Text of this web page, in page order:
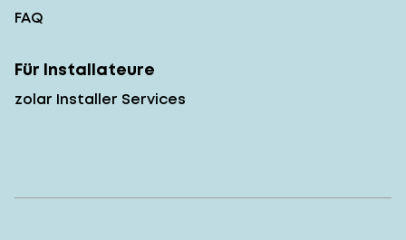
FAQ
Für Installateure
zolar Installer Services